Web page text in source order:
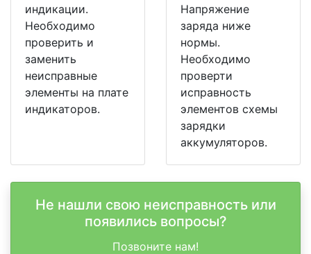
индикации.
Необходимо
проверить и
заменить
неисправные
элементы на плате
индикаторов.
Напряжение
заряда ниже
нормы.
Необходимо
проверти
исправность
элементов схемы
зарядки
аккумуляторов.
Не нашли свою неисправность или
появились вопросы?
Позвоните нам!